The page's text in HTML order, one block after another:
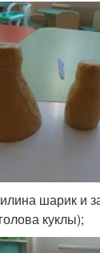
шарик и
куклы);